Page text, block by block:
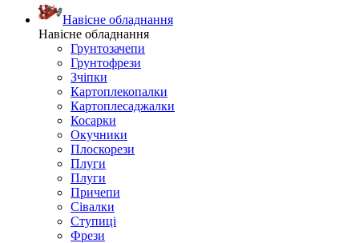
Навісне обладнання
Навісне обладнання
Грунтозачепи
Грунтофрези
Зчіпки
Картоплекопалки
Картоплесаджалки
Косарки
Окучники
Плоскорези
Плуги
Плуги
Причепи
Сівалки
Ступиці
Фрези